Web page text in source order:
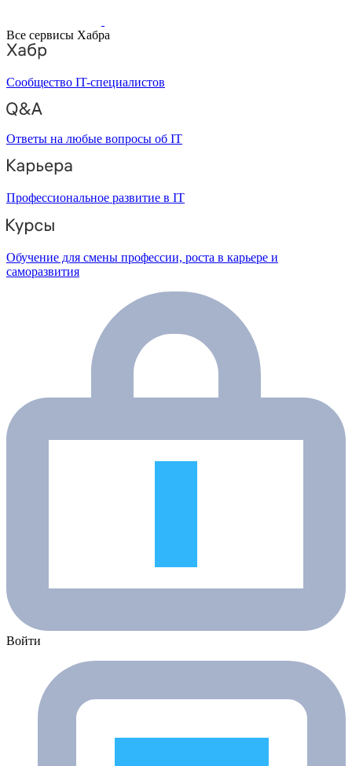
Все сервисы Хабра
Сообщество IT-специалистов
Ответы на любые вопросы об IT
Профессиональное развитие в IT
Обучение для смены профессии, роста в карьере и
саморазвития
Войти